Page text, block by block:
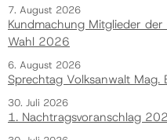
7. August 2026
Kundmachung Mitglieder
Wahl 2026
6. August 2026
Sprechtag Volksanwalt Mag.
30. Juli 2026
1. Nachtragsvoranschlag